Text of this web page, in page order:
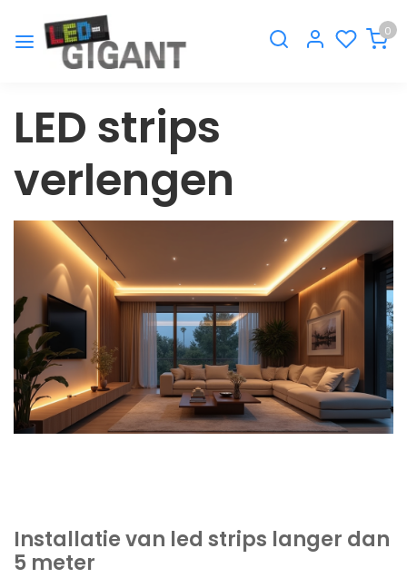
0
LED strips
verlengen
Installatie van led strips langer dan
5 meter